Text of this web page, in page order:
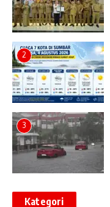
2
3
Kategori